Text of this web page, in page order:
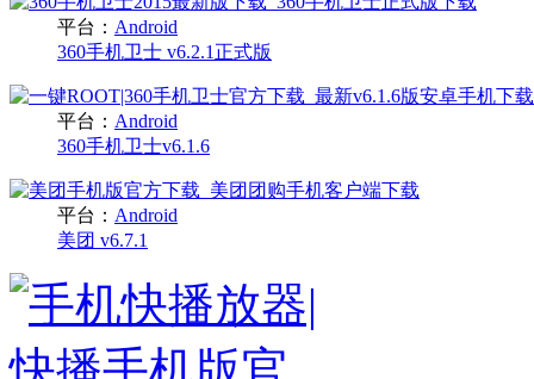
平台： Android
360手机卫士 v6.2.1正式版
平台： Android
360手机卫士v6.1.6
平台： Android
美团 v6.7.1